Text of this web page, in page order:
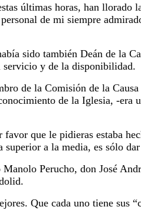
últimas horas, han
de mi siempre
sido también Deán de la
servicio y de la disponibilidad.
de la Comisión de la
de la Iglesia, -era
que le pidieras estaba
a la media, es sólo
Perucho, don José
Que cada uno tiene sus